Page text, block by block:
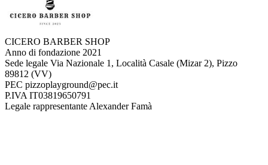
CICERO BARBER SHOP
Anno di fondazione 2021
Sede legale Via Nazionale 1, Località Casale (Mizar 2), Pizzo
89812 (VV)
PEC pizzoplayground@pec.it
P.IVA IT03819650791
Legale rappresentanteAlexander Famà